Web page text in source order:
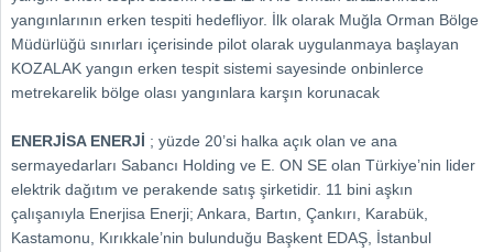
yangınlarının erken tespiti hedefliyor. İlk olarak Muğla Orman Bölge
Müdürlüğü sınırları içerisinde pilot olarak uygulanmaya başlayan
KOZALAK yangın erken tespit sistemi sayesinde onbinlerce
metrekarelik bölge olası yangınlara karşın korunacak
ENERJİSA ENERJİ ; yüzde 20’si halka açık olan ve ana
sermayedarları Sabancı Holding ve E. ON SE olan Türkiye’nin lider
elektrik dağıtım ve perakende satış şirketidir. 11 bini aşkın
çalışanıyla Enerjisa Enerji; Ankara, Bartın, Çankırı, Karabük,
Kastamonu, Kırıkkale’nin bulunduğu Başkent EDAŞ, İstanbul